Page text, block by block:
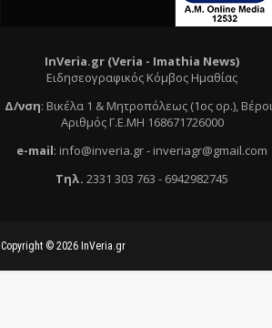
InVeria.gr (Veria - Ιmathia News)
Ειδησεογραφικός Κόμβος Ημαθίας
Δ/νση: Βικέλα 1 & Μητροπόλεως (1ος ορ.),
Αριθμός Γ.Ε.ΜΗ 168671726000
e-mail: info@inveria.gr- inveriagr@gmail.com
Τηλ. 2331 303 763 - 6942982745
Copyright © 2026 InVeria.gr